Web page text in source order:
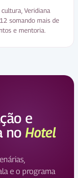
Veridiana
somando mais de
e mentoria.
e
no Hotel
e o programa